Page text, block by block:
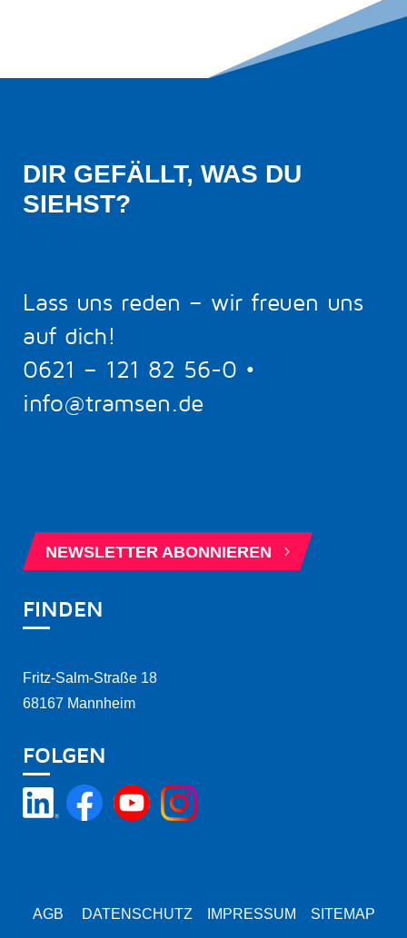
DIR GEFÄLLT, WAS DU
SIEHST?
Lass uns reden – wir freuen uns
auf dich!
0621 – 121 82 56-0 •
info@tramsen.de
NEWSLETTER ABONNIEREN 5
FINDEN
Fritz-Salm-Straße 18
68167 Mannheim
FOLGEN
AGB DATENSCHUTZ IMPRESSUM SITEMAP